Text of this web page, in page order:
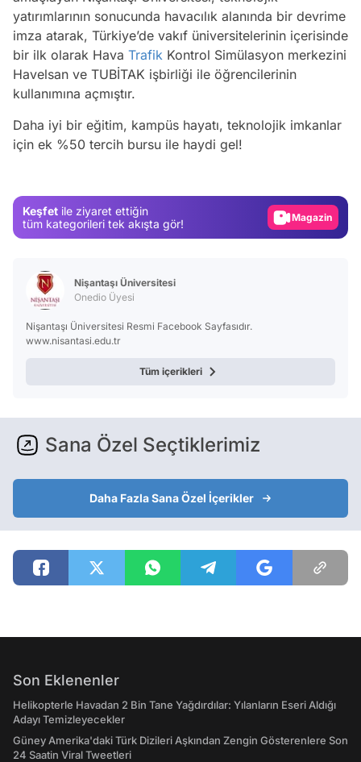
yatırımlarının sonucunda havacılık alanında bir devrime
imza atarak, Türkiye’de vakıf üniversitelerinin içerisinde
bir ilk olarak Hava Trafik Kontrol Simülasyon merkezini
Havelsan ve TUBİTAK işbirliği ile öğrencilerinin
kullanımına açmıştır.
Daha iyi bir eğitim, kampüs hayatı, teknolojik imkanlar
için ek %50 tercih bursu ile haydi gel!
Keşfet ile ziyaret ettiğin
tüm kategorileri tek akışta gör!
Magazin
Nişantaşı Üniversitesi
Onedio Üyesi
Nişantaşı Üniversitesi Resmi Facebook Sayfasıdır.
www.nisantasi.edu.tr
Tüm içerikleri
Sana Özel Seçtiklerimiz
Daha Fazla Sana Özel İçerikler
Son Eklenenler
Helikopterle Havadan 2 Bin Tane Yağdırdılar: Yılanların Eseri Aldığı
Adayı Temizleyecekler
Güney Amerika'daki Türk Dizileri Aşkından Zengin Gösterenlere Son
24 Saatin Viral Tweetleri